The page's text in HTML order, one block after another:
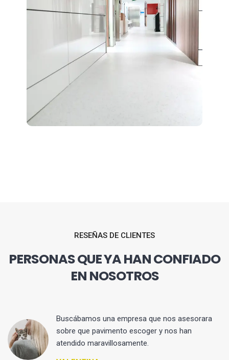
RESEÑAS DE CLIENTES
PERSONAS QUE YA HAN CONFIADO
EN NOSOTROS
Buscábamos una empresa que nos asesorara
sobre que pavimento escoger y nos han
atendido maravillosamente.